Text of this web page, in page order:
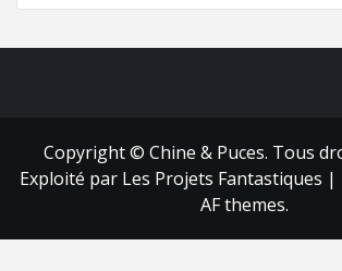
Copyright © Chine & Puces. Tous
Exploité par Les Projets Fantastiques |
AF themes.